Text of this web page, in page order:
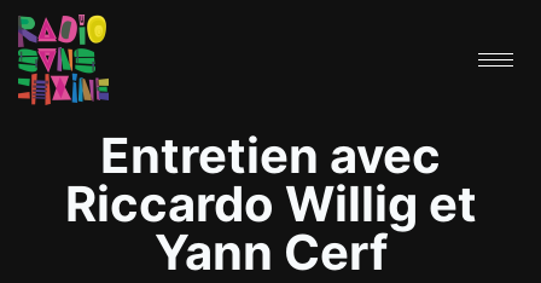
Entretien avec
Riccardo Willig et
Yann Cerf